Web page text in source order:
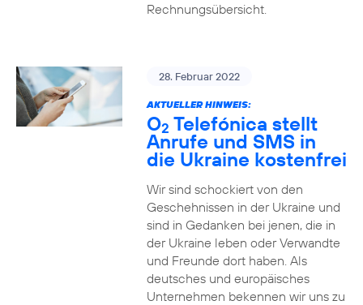
Rechnungsübersicht.
28. Februar 2022
AKTUELLER HINWEIS:
O2 Telefónica stellt
Anrufe und SMS in
die Ukraine kostenfrei
Wir sind schockiert von den
Geschehnissen in der Ukraine und
sind in Gedanken bei jenen, die in
der Ukraine leben oder Verwandte
und Freunde dort haben. Als
deutsches und europäisches
Unternehmen bekennen wir uns zu